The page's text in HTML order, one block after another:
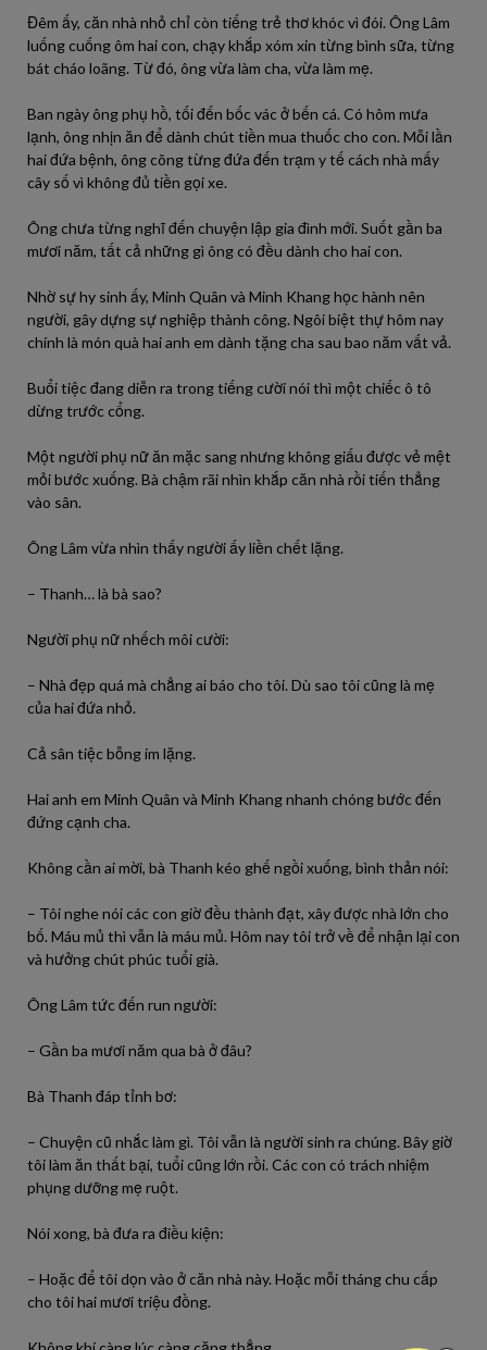
Đêm ấy, căn nhà nhỏ chỉ còn tiếng trẻ thơ khóc vì đói. Ông Lâm
luống cuống ôm hai con, chạy khắp xóm xin từng bình sữa, từng
bát cháo loãng. Từ đó, ông vừa làm cha, vừa làm mẹ.
Ban ngày ông phụ hồ, tối đến bốc vác ở bến cá. Có hôm mưa
lạnh, ông nhịn ăn để dành chút tiền mua thuốc cho con. Mỗi lần
hai đứa bệnh, ông cõng từng đứa đến trạm y tế cách nhà mấy
cây số vì không đủ tiền gọi xe.
Ông chưa từng nghĩ đến chuyện lập gia đình mới. Suốt gần ba
mươi năm, tất cả những gì ông có đều dành cho hai con.
Nhờ sự hy sinh ấy, Minh Quân và Minh Khang học hành nên
người, gây dựng sự nghiệp thành công. Ngôi biệt thự hôm nay
chính là món quà hai anh em dành tặng cha sau bao năm vất vả.
Buổi tiệc đang diễn ra trong tiếng cười nói thì một chiếc ô tô
dừng trước cổng.
Một người phụ nữ ăn mặc sang nhưng không giấu được vẻ mệt
mỏi bước xuống. Bà chậm rãi nhìn khắp căn nhà rồi tiến thẳng
vào sân.
Ông Lâm vừa nhìn thấy người ấy liền chết lặng.
– Thanh… là bà sao?
Người phụ nữ nhếch môi cười:
– Nhà đẹp quá mà chẳng ai báo cho tôi. Dù sao tôi cũng là mẹ
của hai đứa nhỏ.
Cả sân tiệc bỗng im lặng.
Hai anh em Minh Quân và Minh Khang nhanh chóng bước đến
đứng cạnh cha.
Không cần ai mời, bà Thanh kéo ghế ngồi xuống, bình thản nói:
– Tôi nghe nói các con giờ đều thành đạt, xây được nhà lớn cho
bố. Máu mủ thì vẫn là máu mủ. Hôm nay tôi trở về để nhận lại con
và hưởng chút phúc tuổi già.
Ông Lâm tức đến run người:
– Gần ba mươi năm qua bà ở đâu?
Bà Thanh đáp tỉnh bơ:
– Chuyện cũ nhắc làm gì. Tôi vẫn là người sinh ra chúng. Bây giờ
tôi làm ăn thất bại, tuổi cũng lớn rồi. Các con có trách nhiệm
phụng dưỡng mẹ ruột.
Nói xong, bà đưa ra điều kiện:
– Hoặc để tôi dọn vào ở căn nhà này. Hoặc mỗi tháng chu cấp
cho tôi hai mươi triệu đồng.